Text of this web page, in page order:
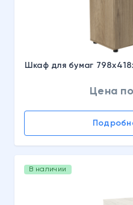
Шкаф для бумаг
Цена
В наличии